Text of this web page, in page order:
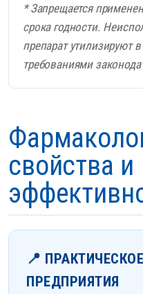
* Запрещается
срока годности.
препарат утилизируют
требованиями
свойства и
📍
ПРЕДПРИЯТИЯ